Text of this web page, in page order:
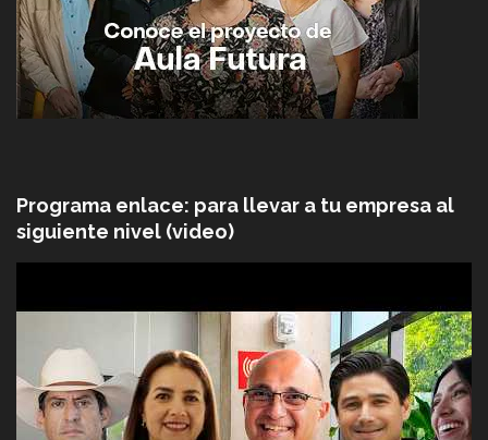
Programa enlace: para llevar a tu empresa al
siguiente nivel (video)